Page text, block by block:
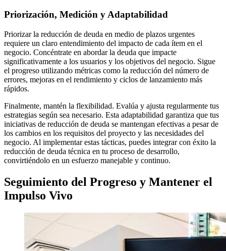
Priorización, Medición y Adaptabilidad
Priorizar la reducción de deuda en medio de plazos urgentes
requiere un claro entendimiento del impacto de cada ítem en el
negocio. Concéntrate en abordar la deuda que impacte
significativamente a los usuarios y los objetivos del negocio. Sigue
el progreso utilizando métricas como la reducción del número de
errores, mejoras en el rendimiento y ciclos de lanzamiento más
rápidos.
Finalmente, mantén la flexibilidad. Evalúa y ajusta regularmente tus
estrategias según sea necesario. Esta adaptabilidad garantiza que tus
iniciativas de reducción de deuda se mantengan efectivas a pesar de
los cambios en los requisitos del proyecto y las necesidades del
negocio. Al implementar estas tácticas, puedes integrar con éxito la
reducción de deuda técnica en tu proceso de desarrollo,
convirtiéndolo en un esfuerzo manejable y continuo.
Seguimiento del Progreso y Mantener el
Impulso Vivo